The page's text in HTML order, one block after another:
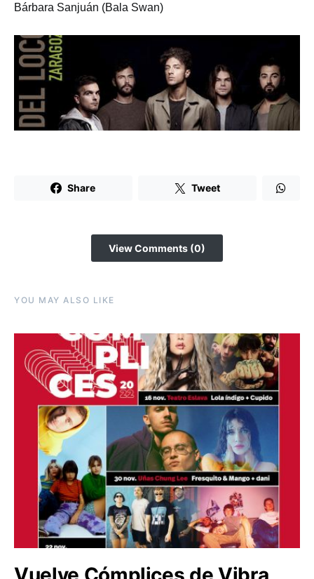
Bárbara Sanjuán (Bala Swan)
Share Tweet
View Comments (0)
YOU MAY ALSO LIKE